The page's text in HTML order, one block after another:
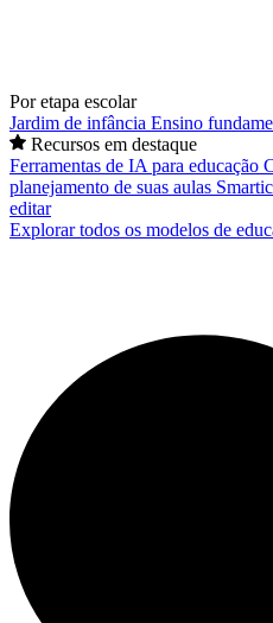
Por etapa escolar
Jardim de infância Ensino
Recursos em destaque
Ferramentas de IA para educação
planejamento de suas aulas
editar
Explorar todos os modelos de